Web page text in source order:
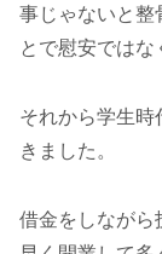
事じゃないと整
とで慰安ではな
それから学生時
きました。
借金をしながら